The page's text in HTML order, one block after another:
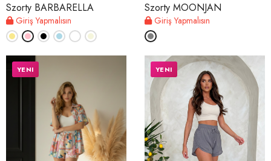
Szorty BARBARELLA
Giriş Yapmalısın
Szorty MOONJAN
Giriş Yapmalısın
YENI YENI